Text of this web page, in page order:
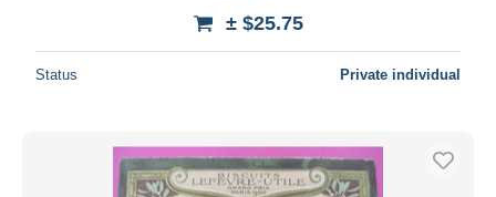
± $25.75
Status Private individual